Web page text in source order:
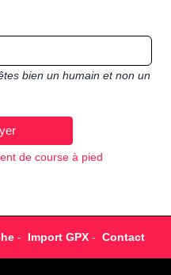
bien un humain et non un
- Import GPX- Contact